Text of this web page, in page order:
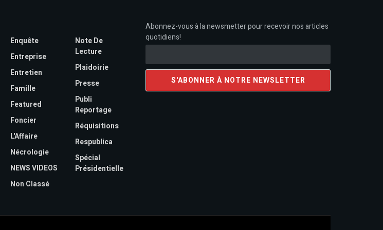
Enquête
Entreprise
Entretien
Famille
Featured
Foncier
L'Affaire
Nécrologie
NEWS VIDEOS
Non Classé
Note De
Lecture
Plaidoirie
Presse
Publi
Reportage
Réquisitions
Respublica
Spécial
Présidentielle
Abonnez-vous à la newsmetter pour recevoir nos articles
quotidiens!